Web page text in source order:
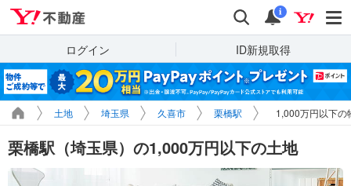
検索 通知
i
ログイン ID新規取得
土地 埼玉県 久喜市 栗橋駅 1,000万円以下の
栗橋駅（埼玉県）の1,000万円以下の土地